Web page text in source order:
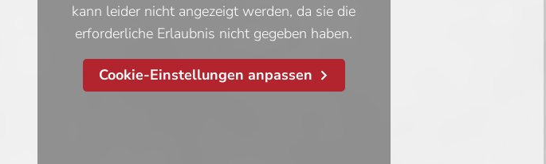
kann leider nicht angezeigt werden, da sie die
erforderliche Erlaubnis nicht gegeben haben.
Cookie-Einstellungen anpassen